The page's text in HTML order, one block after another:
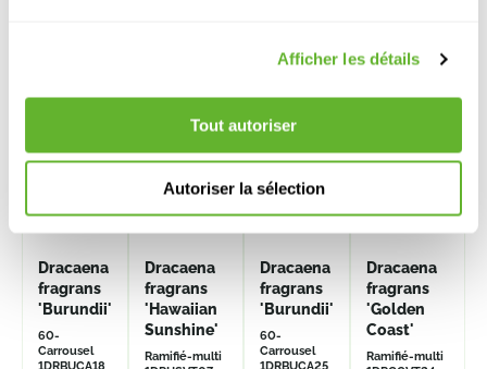
Afficher les détails
Tout autoriser
Autoriser la sélection
Dracaena
fragrans
'Burundii'
60-
Carrousel
1DRBUCA18
Dracaena
fragrans
'Hawaiian
Sunshine'
Ramifié-multi
Dracaena
fragrans
'Burundii'
60-
Carrousel
1DRBUCA25
Dracaena
fragrans
'Golden
Coast'
Ramifié-multi